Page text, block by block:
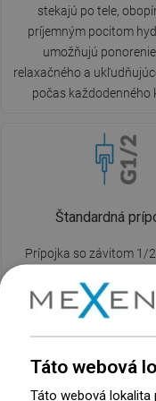
stekajú po tele,
príjemným pocitom
umožňujú
relaxačného a
počas každodenného
Štandardná
Prípojka so závitom 1/
vnútorných
tomu je pripojenie a
prvkov sprchy oveľa
Táto webová
Táto webová lokalita